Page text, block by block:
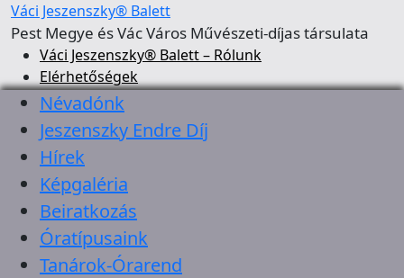
Váci Jeszenszky® Balett
Pest Megye és Vác Város Művészeti-díjas társulata
Váci Jeszenszky® Balett – Rólunk
Elérhetőségek
Névadónk
Jeszenszky Endre Díj
Hírek
Képgaléria
Beiratkozás
Óratípusaink
Tanárok-Órarend